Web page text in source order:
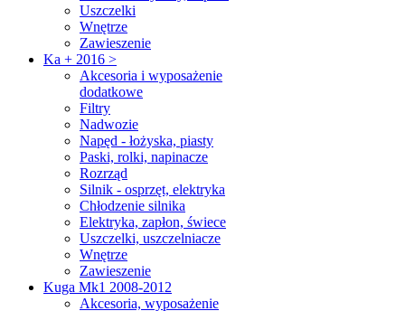
Uszczelki
Wnętrze
Zawieszenie
Ka + 2016 >
Akcesoria i wyposażenie
dodatkowe
Filtry
Nadwozie
Napęd - łożyska, piasty
Paski, rolki, napinacze
Rozrząd
Silnik - osprzęt, elektryka
Chłodzenie silnika
Elektryka, zapłon, świece
Uszczelki, uszczelniacze
Wnętrze
Zawieszenie
Kuga Mk1 2008-2012
Akcesoria, wyposażenie